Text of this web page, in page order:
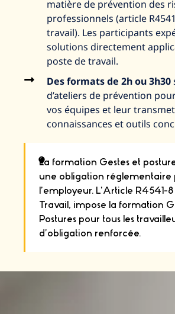
matière de prévention des
professionnels (article
travail). Les participants
solutions directement
poste de travail.
Des formats de 2h ou 3h30
d’ateliers de prévention
vos équipes et leur
connaissances et outils
La formation Gestes et
une obligation réglementaire
l’employeur. L’Article R4541-
Travail, impose la formation
Postures pour tous les
d’obligation renforcée.